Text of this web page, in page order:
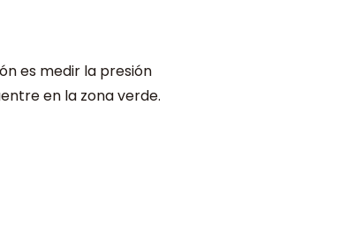
es medir la presión
en la zona verde.